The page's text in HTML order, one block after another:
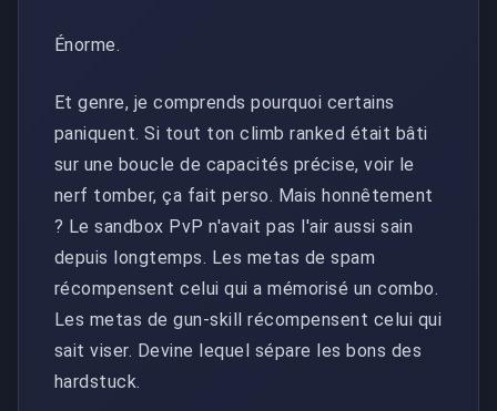
Énorme.
Et genre, je comprends pourquoi certains
paniquent. Si tout ton climb ranked était bâti
sur une boucle de capacités précise, voir le
nerf tomber, ça fait perso. Mais honnêtement
? Le sandbox PvP n'avait pas l'air aussi sain
depuis longtemps. Les metas de spam
récompensent celui qui a mémorisé un combo.
Les metas de gun-skill récompensent celui qui
sait viser. Devine lequel sépare les bons des
hardstuck.